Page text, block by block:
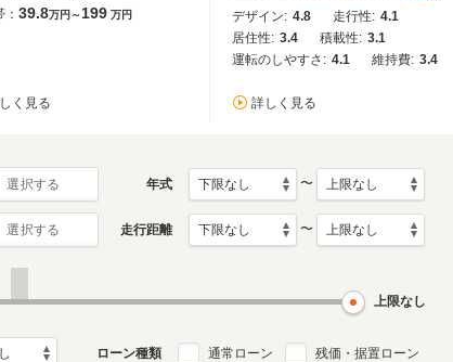
39.8万円～199 万円
く見る
デザイン: 4.8 走行性: 4.1
居住性: 3.4 積載性: 3.1
運転のしやすさ: 4.1 維持費: 3.4
詳しく見る
選択する 年式 〜
選択する 走行距離 〜
上限なし
ローン種類 通常ローン 残価・据置ローン